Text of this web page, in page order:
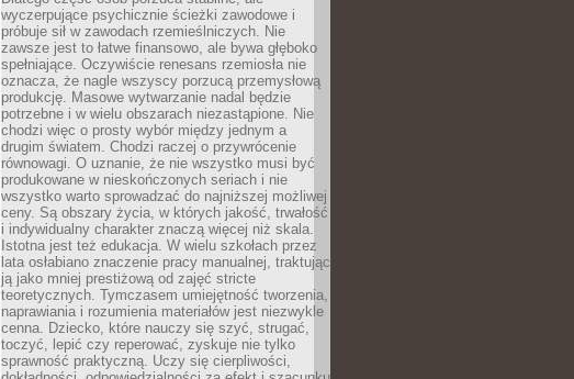
wyczerpujące psychicznie ścieżki zawodowe i
próbuje sił w zawodach rzemieślniczych. Nie
zawsze jest to łatwe finansowo, ale bywa głęboko
spełniające. Oczywiście renesans rzemiosła nie
oznacza, że nagle wszyscy porzucą przemysłową
produkcję. Masowe wytwarzanie nadal będzie
potrzebne i w wielu obszarach niezastąpione. Nie
chodzi więc o prosty wybór między jednym a
drugim światem. Chodzi raczej o przywrócenie
równowagi. O uznanie, że nie wszystko musi być
produkowane w nieskończonych seriach i nie
wszystko warto sprowadzać do najniższej możliwej
ceny. Są obszary życia, w których jakość, trwałość
i indywidualny charakter znaczą więcej niż skala.
Istotna jest też edukacja. W wielu szkołach przez
lata osłabiano znaczenie pracy manualnej, traktując
ją jako mniej prestiżową od zajęć stricte
teoretycznych. Tymczasem umiejętność tworzenia,
naprawiania i rozumienia materiałów jest niezwykle
cenna. Dziecko, które nauczy się szyć, strugać,
toczyć, lepić czy reperować, zyskuje nie tylko
sprawność praktyczną. Uczy się cierpliwości,